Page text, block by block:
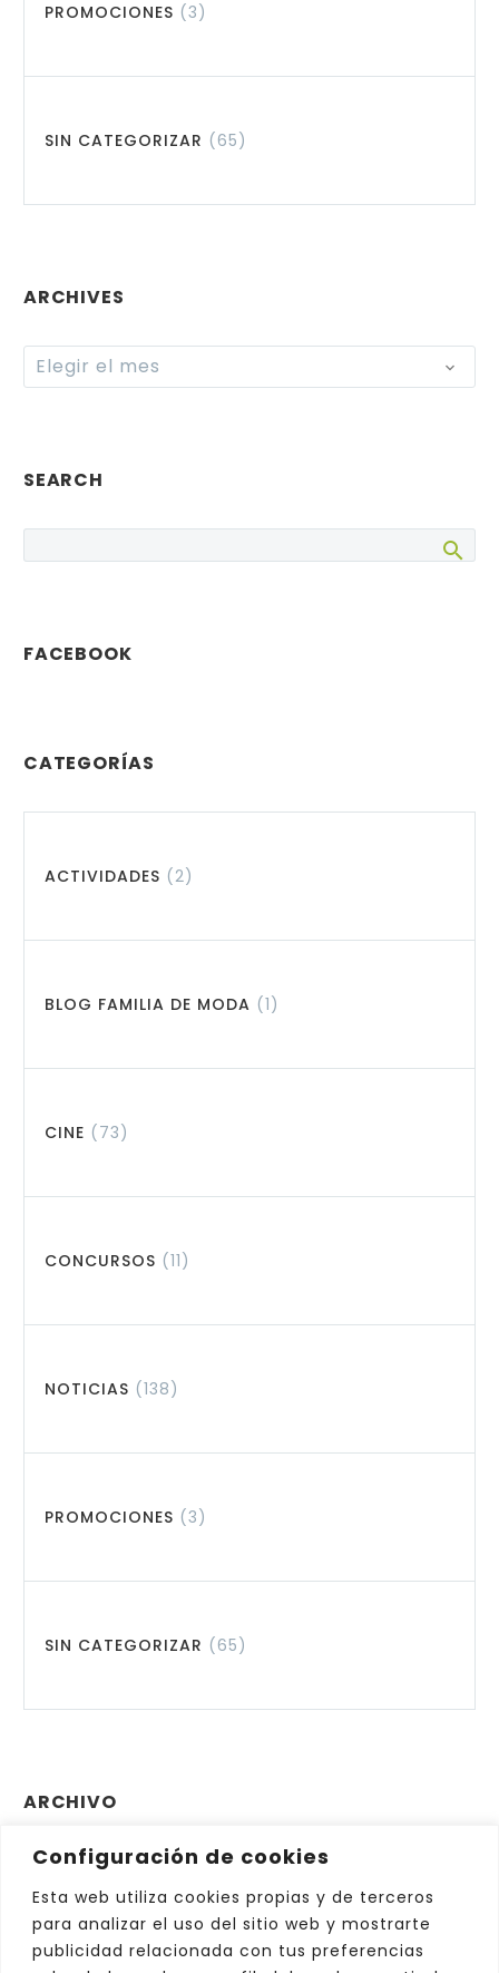
Configuración de cookies
Esta web utiliza cookies propias y de terceros
para analizar el uso del sitio web y mostrarte
publicidad relacionada con tus preferencias
PROMOCIONES (3)
SIN CATEGORIZAR (65)
ARCHIVES
Archives
Elegir el mes
SEARCH
FACEBOOK
CATEGORÍAS
ACTIVIDADES (2)
BLOG FAMILIA DE MODA (1)
CINE (73)
CONCURSOS (11)
NOTICIAS (138)
PROMOCIONES (3)
SIN CATEGORIZAR (65)
ARCHIVO
Archivo
Elegir el mes